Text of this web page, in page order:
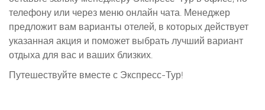
телефону или через меню онлайн чата. Менеджер
предложит вам варианты отелей, в которых действует
указанная акция и поможет выбрать лучший вариант
отдыха для вас и ваших близких.
Путешествуйте вместе с Экспресс-Тур!